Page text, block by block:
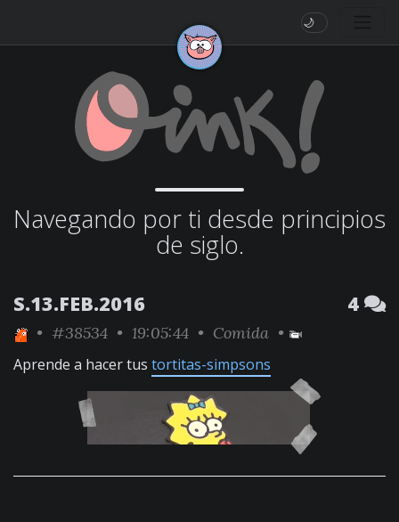
🌙
Navegando por ti desde principios
de siglo.
S.13.FEB.2016 4
• #38534 • 19:05:44 • Comida •
Aprende a hacer tus tortitas-simpsons